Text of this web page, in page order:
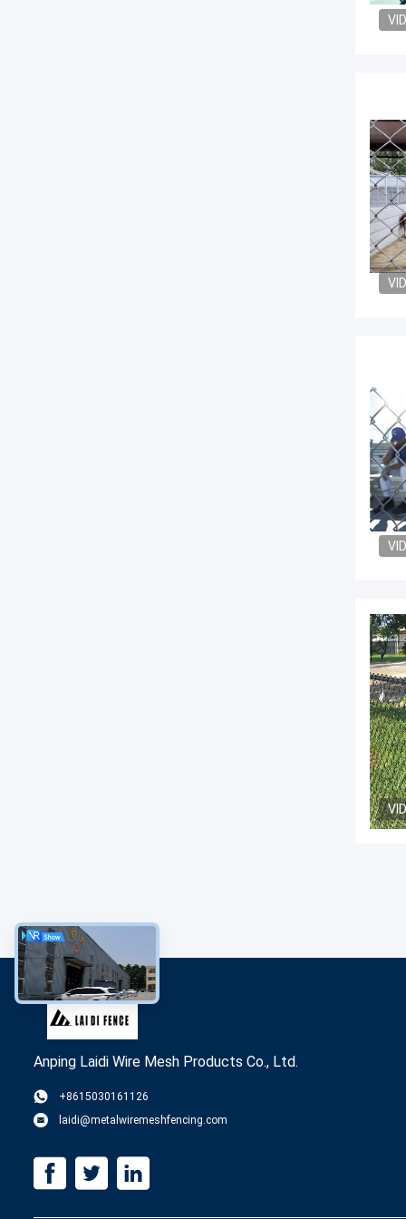
Anping Laidi Wire Mesh Products Co., Ltd.
+8615030161126
laidi@metalwiremeshfencing.com